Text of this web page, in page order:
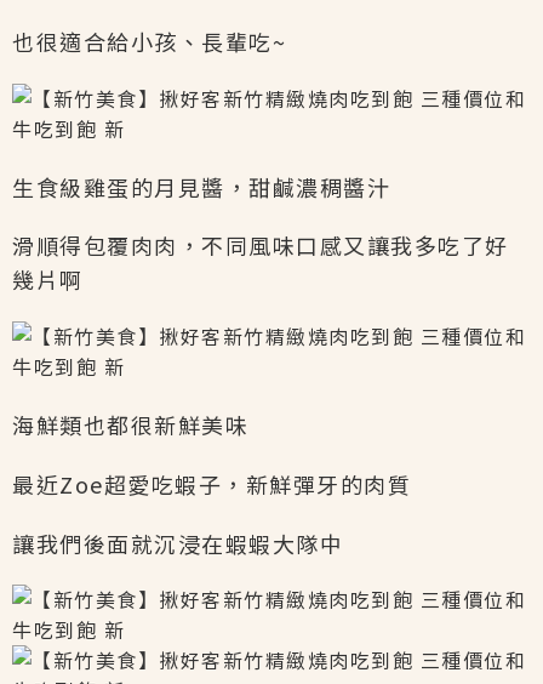
也很適合給小孩、長輩吃~
生食級雞蛋的月見醬，甜鹹濃稠醬汁
滑順得包覆肉肉，不同風味口感又讓我多吃了好
幾片啊
海鮮類也都很新鮮美味
最近Zoe超愛吃蝦子，新鮮彈牙的肉質
讓我們後面就沉浸在蝦蝦大隊中